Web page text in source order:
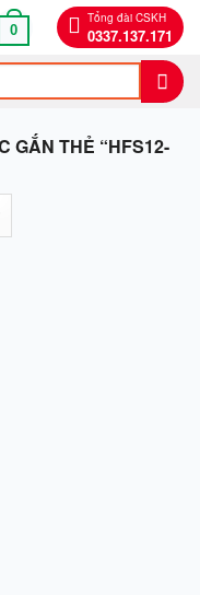
0
Tổng đài CSKH
0337.137.171
GẮN THẺ “HFS12-